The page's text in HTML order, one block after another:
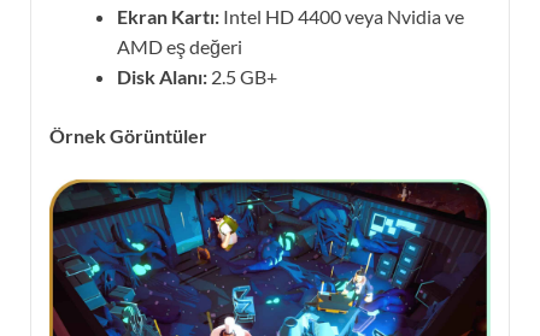
Ekran Kartı: Intel HD 4400 veya Nvidia ve
AMD eş değeri
Disk Alanı: 2.5 GB+
Örnek Görüntüler